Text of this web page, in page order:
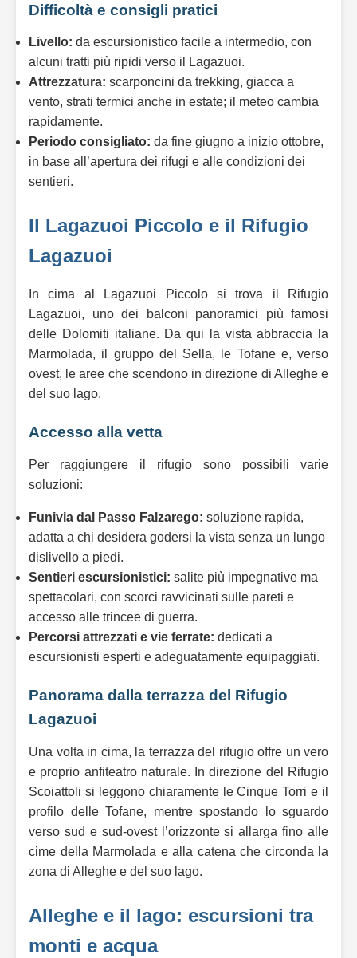
Difficoltà e consigli pratici
Livello: da escursionistico facile a intermedio, con
alcuni tratti più ripidi verso il Lagazuoi.
Attrezzatura: scarponcini da trekking, giacca a
vento, strati termici anche in estate; il meteo cambia
rapidamente.
Periodo consigliato: da fine giugno a inizio ottobre,
in base all’apertura dei rifugi e alle condizioni dei
sentieri.
Il Lagazuoi Piccolo e il Rifugio
Lagazuoi
In cima al Lagazuoi Piccolo si trova il Rifugio
Lagazuoi, uno dei balconi panoramici più famosi
delle Dolomiti italiane. Da qui la vista abbraccia la
Marmolada, il gruppo del Sella, le Tofane e, verso
ovest, le aree che scendono in direzione di Alleghe e
del suo lago.
Accesso alla vetta
Per raggiungere il rifugio sono possibili varie
soluzioni:
Funivia dal Passo Falzarego: soluzione rapida,
adatta a chi desidera godersi la vista senza un lungo
dislivello a piedi.
Sentieri escursionistici: salite più impegnative ma
spettacolari, con scorci ravvicinati sulle pareti e
accesso alle trincee di guerra.
Percorsi attrezzati e vie ferrate: dedicati a
escursionisti esperti e adeguatamente equipaggiati.
Panorama dalla terrazza del Rifugio
Lagazuoi
Una volta in cima, la terrazza del rifugio offre un vero
e proprio anfiteatro naturale. In direzione del Rifugio
Scoiattoli si leggono chiaramente le Cinque Torri e il
profilo delle Tofane, mentre spostando lo sguardo
verso sud e sud-ovest l’orizzonte si allarga fino alle
cime della Marmolada e alla catena che circonda la
zona di Alleghe e del suo lago.
Alleghe e il lago: escursioni tra
monti e acqua